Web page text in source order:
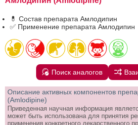
💊 Состав препарата Амлодипин
✅ Применение препарата Амлодипин
Поиск аналогов
Описание активных компонентов
(Amlodipine)
Приведенная научная информация
может быть использована для принятия
применения конкретного лекарственного